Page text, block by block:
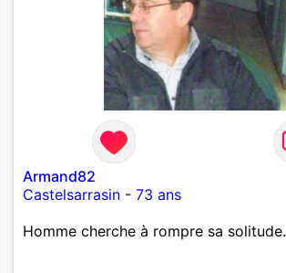
Armand82
Castelsarrasin - 73 ans
Homme cherche à rompre sa solitude.